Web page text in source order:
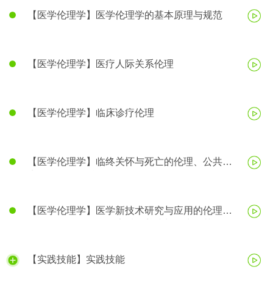
【医学伦理学】医学伦理学的基本原理与规范
【医学伦理学】医疗人际关系伦理
【医学伦理学】临床诊疗伦理
【医学伦理学】临终关怀与死亡的伦理、公共卫
【医学伦理学】医学新技术研究与应用的伦理、
【实践技能】实践技能